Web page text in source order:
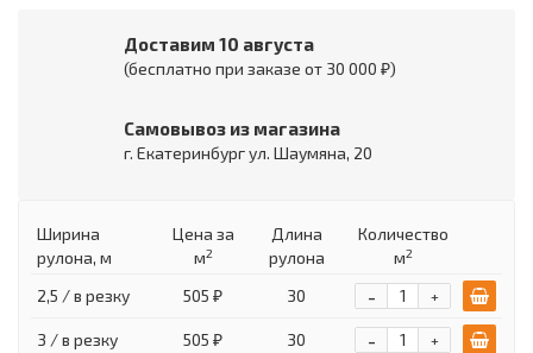
Доставим 10 августа
(бесплатно при заказе от 30 000 ₽)
Самовывоз из магазина
г. Екатеринбург ул. Шаумяна, 20
Ширина
рулона, м
Цена за
м2
Длина
рулона
Количество
м2
2,5 / в резку 505 ₽ 30 +
-
3 / в резку 505 ₽ 30 +
-